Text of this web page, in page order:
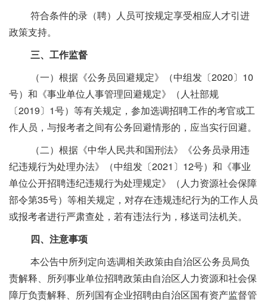
符合条件的录（聘）人员可按规定享受相应人才引进
政策支持。
三、工作监督
（一）根据《公务员回避规定》（中组发〔2020〕10
号）和《事业单位人事管理回避规定》（人社部规
〔2019〕1号）等有关规定，参加选调招聘工作的考官或工
作人员，与报考者之间有公务回避情形的，应当实行回避。
（二）根据《中华人民共和国刑法》《公务员录用违
纪违规行为处理办法》（中组发〔2021〕12号）和《事业
单位公开招聘违纪违规行为处理规定》（人力资源社会保障
部令第35号）等相关规定，对存在违规违纪行为的工作人员
或报考者进行严肃查处，若有违法行为，移送司法机关。
四、注意事项
本公告中所列定向选调相关政策由自治区公务员局负
责解释、所列事业单位招聘政策由自治区人力资源和社会保
障厅负责解释、所列国有企业招聘由自治区国有资产监督管